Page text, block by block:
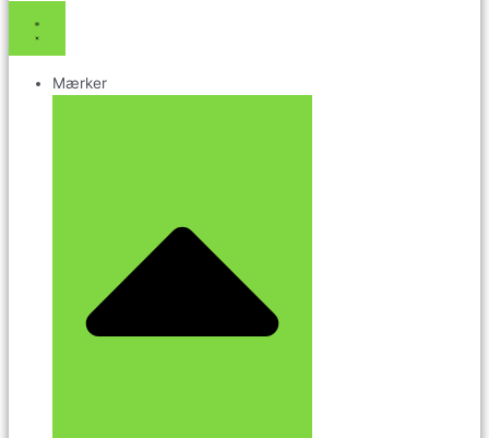
Mærker